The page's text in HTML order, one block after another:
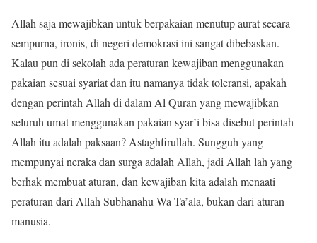
Allah saja mewajibkan untuk berpakaian menutup aurat secara
sempurna, ironis, di negeri demokrasi ini sangat dibebaskan.
Kalau pun di sekolah ada peraturan kewajiban menggunakan
pakaian sesuai syariat dan itu namanya tidak toleransi, apakah
dengan perintah Allah di dalam Al Quran yang mewajibkan
seluruh umat menggunakan pakaian syar’i bisa disebut perintah
Allah itu adalah paksaan? Astaghfirullah. Sungguh yang
mempunyai neraka dan surga adalah Allah, jadi Allah lah yang
berhak membuat aturan, dan kewajiban kita adalah menaati
peraturan dari Allah Subhanahu Wa Ta’ala, bukan dari aturan
manusia.